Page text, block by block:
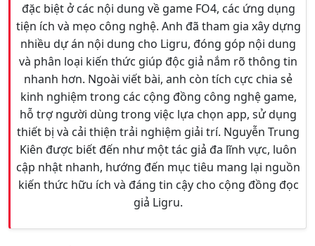
đặc biệt ở các nội dung về game FO4, các ứng dụng
tiện ích và mẹo công nghệ. Anh đã tham gia xây dựng
nhiều dự án nội dung cho Ligru, đóng góp nội dung
và phân loại kiến thức giúp độc giả nắm rõ thông tin
nhanh hơn. Ngoài viết bài, anh còn tích cực chia sẻ
kinh nghiệm trong các cộng đồng công nghệ game,
hỗ trợ người dùng trong việc lựa chọn app, sử dụng
thiết bị và cải thiện trải nghiệm giải trí. Nguyễn Trung
Kiên được biết đến như một tác giả đa lĩnh vực, luôn
cập nhật nhanh, hướng đến mục tiêu mang lại nguồn
kiến thức hữu ích và đáng tin cậy cho cộng đồng đọc
giả Ligru.